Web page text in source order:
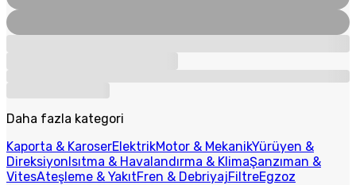
Daha fazla kategori
Kaporta & KaroserElektrikMotor & MekanikYürüyen &
DireksiyonIsıtma & Havalandırma & KlimaŞanzıman &
VitesAteşleme & YakıtFren & DebriyajFiltreEgzoz